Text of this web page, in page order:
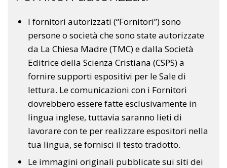
I fornitori autorizzati (“Fornitori”) sono
persone o società che sono state autorizzate
da La Chiesa Madre (TMC) e dalla Società
Editrice della Scienza Cristiana (CSPS) a
fornire supporti espositivi per le Sale di
lettura. Le comunicazioni con i Fornitori
dovrebbero essere fatte esclusivamente in
lingua inglese, tuttavia saranno lieti di
lavorare con te per realizzare espositori nella
tua lingua, se fornisci il testo tradotto.
Le immagini originali pubblicate sui siti dei